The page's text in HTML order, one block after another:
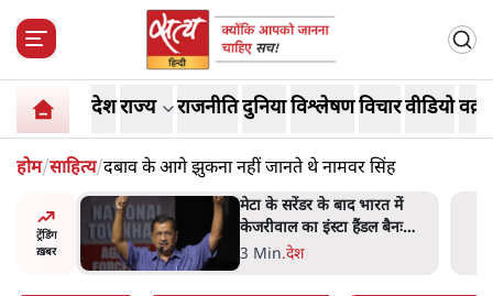
देशराज्य राजनीतिदुनियाविश्लेषणविचारवीडियो
होम/साहित्य/दबाव के आगे झुकना नहीं जानते थे नामवर सिंह
ट्रेंडिंग
ख़बर
जंतर मंतर प्रोटेस्ट: 'युवाओं को
प्रताड़ित किया जा रहा है, पर मोदी-
शाह में बोलने की हिम्मत नहीं'-
7 Min.देश